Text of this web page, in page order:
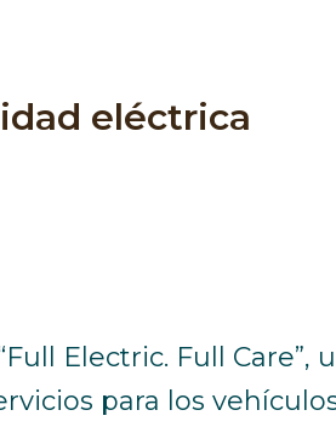
eléctrica
Electric. Full Care”,
para los